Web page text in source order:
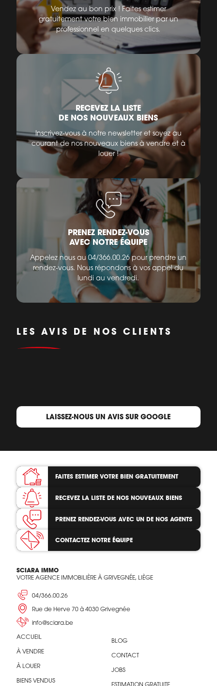
Vendez au bon prix ! Faites estimer
gratuitement votre bien immobilier par un
professionnel en quelques clics.
RECEVEZ LA LISTE
DE NOS NOUVEAUX BIENS
Inscrivez-vous à notre newsletter et soyez au
courant de nos nouveaux biens à vendre et à
louer !
PRENEZ RENDEZ-VOUS
AVEC NOTRE ÉQUIPE
Appelez nous au 04/366.00.26 pour prendre un
rendez-vous. Nous répondons à vos appel du
lundi au vendredi.
LES AVIS DE NOS CLIENTS
LAISSEZ-NOUS UN AVIS SUR GOOGLE
FAITES ESTIMER VOTRE BIEN GRATUITEMENT
RECEVEZ LA LISTE DE NOS NOUVEAUX BIENS
PRENEZ RENDEZ-VOUS AVEC UN DE NOS AGENTS
CONTACTEZ NOTRE ÉQUIPE
SCIARA IMMO
VOTRE AGENCE IMMOBILIÈRE À GRIVEGNÉE, LIÈGE
04/366.00.26
Rue de Herve 70 à 4030 Grivegnée
info@sciara.be
ACCUEIL
À VENDRE
À LOUER
BIENS VENDUS
BLOG
CONTACT
JOBS
ESTIMATION GRATUITE